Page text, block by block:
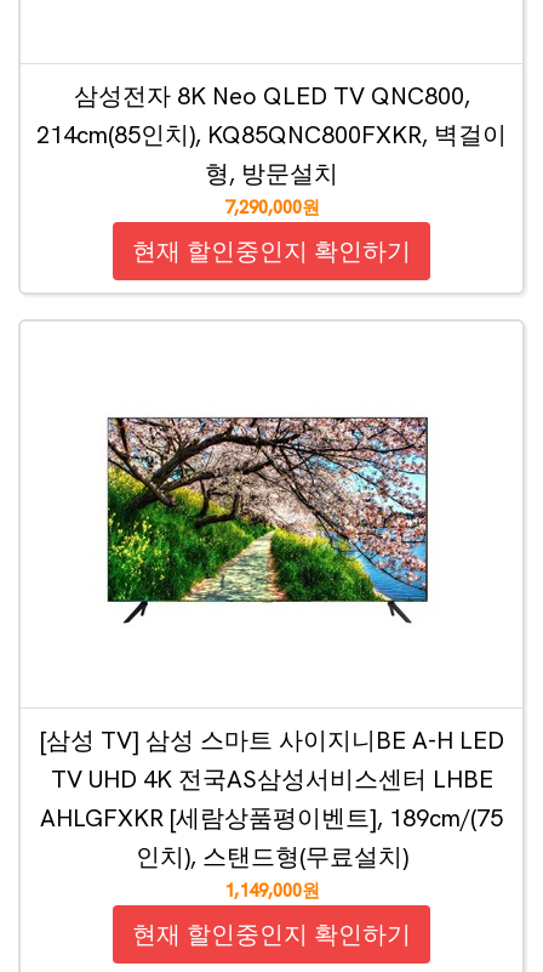
삼성전자 8K Neo QLED TV QNC800,
214cm(85인치), KQ85QNC800FXKR, 벽걸이
형, 방문설치
7,290,000원
현재 할인중인지 확인하기
[삼성 TV] 삼성 스마트 사이지니BE A-H LED
TV UHD 4K 전국AS삼성서비스센터 LHBE
AHLGFXKR [세람상품평이벤트], 189cm/(75
인치), 스탠드형(무료설치)
1,149,000원
현재 할인중인지 확인하기